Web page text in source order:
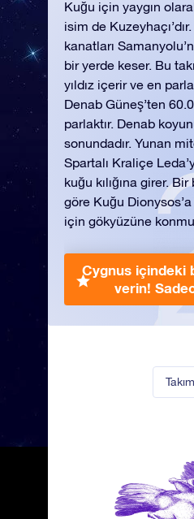
Kuğu için yaygın
isim de
kanatları
bir yerde keser. Bu
yıldız içerir ve en
Denab Güneş’ten
parlaktır. Denab
sonundadır. Yunan
Spartalı Kraliçe
kuğu kılığına girer.
göre Kuğu Dionysos’a
için gökyüzüne
Cygnus içindeki
verin!